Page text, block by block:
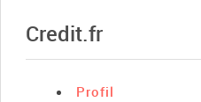
Credit.fr
Profil